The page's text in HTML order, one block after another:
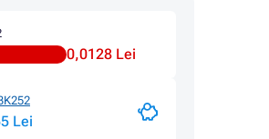
0,0128 Lei
Lei